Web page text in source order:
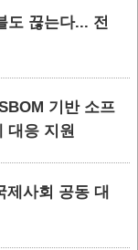
도 끊는다... 전
기반 소프
대응 지원
제사회 공동 대